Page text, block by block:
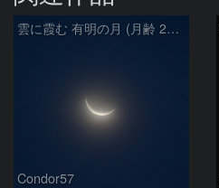
雲に霞む 有明の月 (月齢 26.4)
Condor57